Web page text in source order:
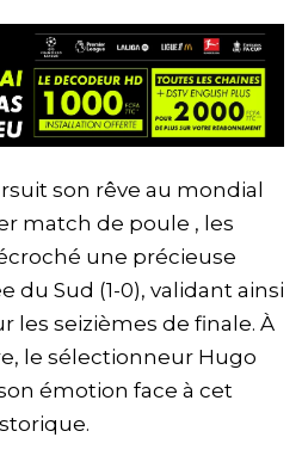
son rêve au mondial
match de poule , les
une précieuse
du Sud (1-0), validant ainsi
les seizièmes de finale. À
le sélectionneur Hugo
émotion face à cet